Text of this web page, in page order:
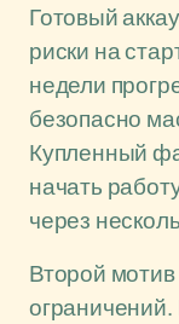
Готовый
риски на
недели
безопасно
Купленный
начать
через
Второй
ограничений.